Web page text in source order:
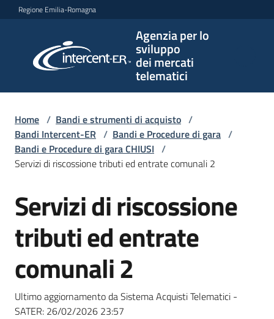
Vai al contenuto
Vai alla navigazione
Vai al footer
Regione Emilia-Romagna
Agenzia per lo
sviluppo
dei mercati
telematici
per lo
sviluppo
telematici
e
di
acquisto
Home / Bandi e strumenti di acquisto /
Bandi Intercent-ER / Bandi e Procedure di gara /
Bandi e Procedure di gara CHIUSI /
Servizi di riscossione tributi ed entrate comunali 2
Salta al contenuto
Servizi di riscossione
tributi ed entrate
comunali 2
Ultimo aggiornamento da Sistema Acquisti Telematici -
SATER: 26/02/2026 23:57